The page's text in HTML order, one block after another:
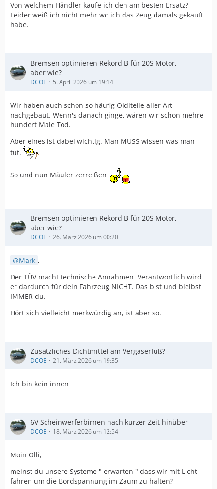
Von welchem Händler kaufe ich den am besten Ersatz?
Leider weiß ich nicht mehr wo ich das Zeug damals gekauft
habe.
Bremsen optimieren Rekord B für 20S Motor,
aber wie?
DCOE 5. April 2026 um 19:14
Wir haben auch schon so häufig Olditeile aller Art
nachgebaut. Wenn's danach ginge, wären wir schon mehre
hundert Male Tod.
Aber eines ist dabei wichtig. Man MUSS wissen was man
tut.
So und nun Mäuler zerreißen
Bremsen optimieren Rekord B für 20S Motor,
aber wie?
DCOE 26. März 2026 um 00:20
Mark ,
Der TÜV macht technische Annahmen. Verantwortlich wird
er dardurch für dein Fahrzeug NICHT. Das bist und bleibst
IMMER du.
Hört sich vielleicht merkwürdig an, ist aber so.
Zusätzliches Dichtmittel am Vergaserfuß?
DCOE 21. März 2026 um 19:35
Ich bin kein innen
6V Scheinwerferbirnen nach kurzer Zeit hinüber
DCOE 18. März 2026 um 12:54
Moin Olli,
meinst du unsere Systeme " erwarten " dass wir mit Licht
fahren um die Bordspannung im Zaum zu halten?